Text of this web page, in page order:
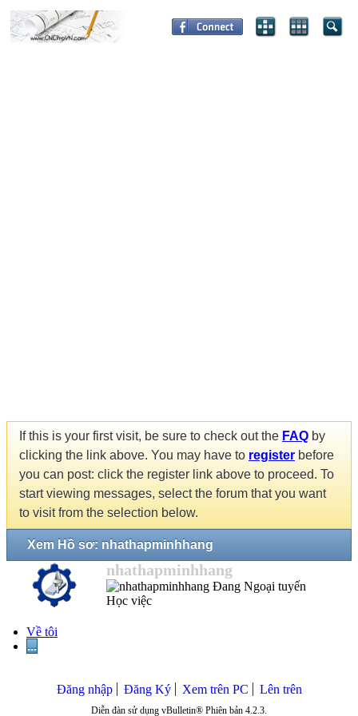
If this is your first visit, be sure to check out the FAQ by
clicking the link above. You may have to register before
you can post: click the register link above to proceed. To
start viewing messages, select the forum that you want
to visit from the selection below.
Xem Hồ sơ: nhathapminhhang
nhathapminhhang
Học việc
Về tôi
...
Đăng nhập Đăng Ký Xem trên PC Lên trên
Diễn đàn sử dụng vBulletin® Phiên bản 4.2.3.